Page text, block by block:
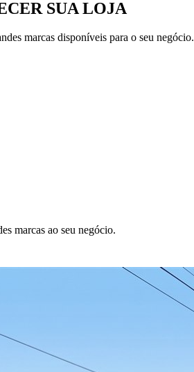
SUA LOJA
marcas disponíveis para o seu negócio.
marcas ao seu negócio.